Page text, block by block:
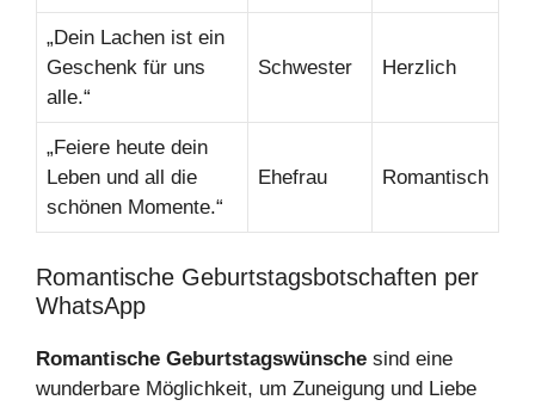
„Dein Lachen ist ein
Geschenk für uns
alle.“
Schwester Herzlich
„Feiere heute dein
Leben und all die
schönen Momente.“
Ehefrau Romantisch
Romantische Geburtstagsbotschaften per
WhatsApp
Romantische Geburtstagswünsche sind eine
wunderbare Möglichkeit, um Zuneigung und Liebe